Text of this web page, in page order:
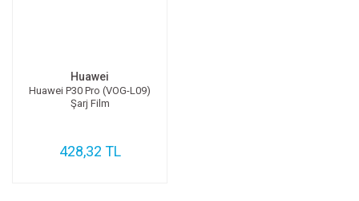
Huawei
Huawei P30 Pro (VOG-L09)
Şarj Film
428,32 TL